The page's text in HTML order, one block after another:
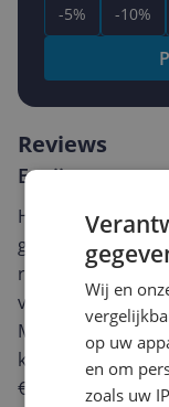
-5% -10%
Reviews
Er zijn nog
Heb jij dit product
geven? Start dan
review.
van een review
Met jouw mening
keuze te maken
€250,-!
Klik hier
Wij en
op uw
en om
zoals uw